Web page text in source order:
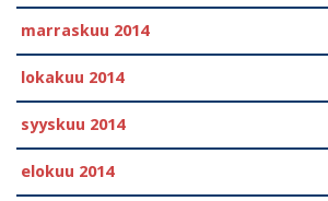
marraskuu 2014
lokakuu 2014
syyskuu 2014
elokuu 2014